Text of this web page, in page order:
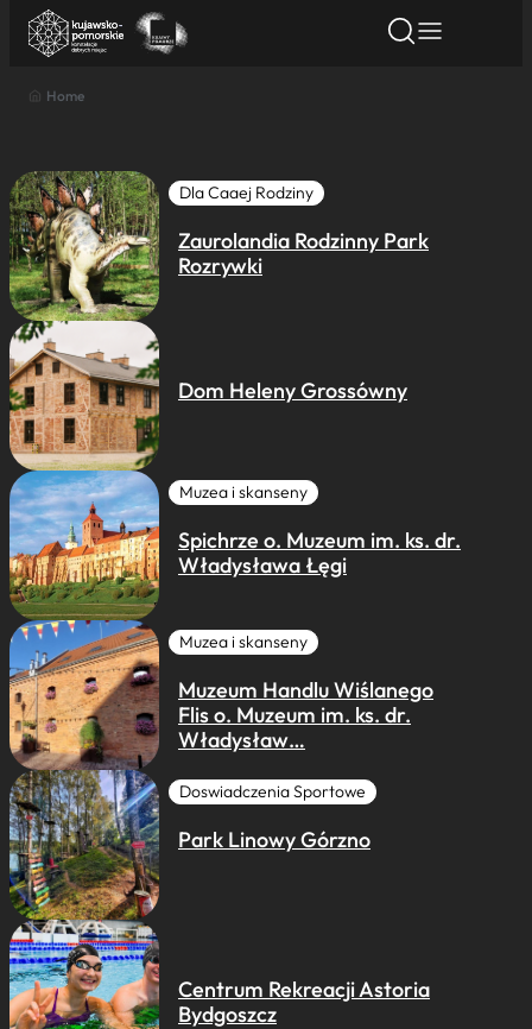
Nazwa atrakcji
Miasto
Kategoria
Home
Dla Caaej Rodziny
Zaurolandia Rodzinny Park
Rozrywki
Dom Heleny Grossówny
Muzea i skanseny
Spichrze o. Muzeum im. ks. dr.
Władysława Łęgi
Muzea i skanseny
Muzeum Handlu Wiślanego
Flis o. Muzeum im. ks. dr.
Władysław…
Doswiadczenia Sportowe
Park Linowy Górzno
Centrum Rekreacji Astoria
Bydgoszcz